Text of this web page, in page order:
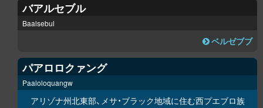
バアルセブル
Baalsebul
ベルゼブブ
パアロロクァング
Paaloloquangw
アリゾナ州北東部、メサ・ブラック地域に住む西プエブロ族